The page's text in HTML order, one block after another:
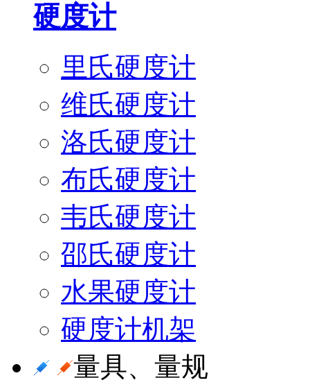
硬度计
里氏硬度计
维氏硬度计
洛氏硬度计
布氏硬度计
韦氏硬度计
邵氏硬度计
水果硬度计
硬度计机架
量具、量规